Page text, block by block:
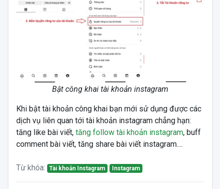
Bật công khai tài khoản instagram
Khi bật tài khoản công khai bạn mới sử dụng được các
dịch vụ liên quan tới tài khoản instagram chẳng hạn:
tăng like bài viết, tăng follow tài khoản instagram, buff
comment bài viết, tăng share bài viết instagram....
Từ khóa: Tài khoản Instagram Instagram